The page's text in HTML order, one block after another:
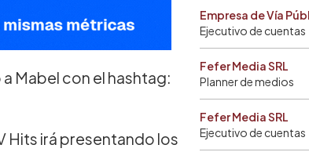
hashtag:
Hits irá presentando los
Empresa de Vía
Ejecutivo de cuentas
Fefer Media SRL
Planner de medios
Fefer Media SRL
Ejecutivo de cuentas